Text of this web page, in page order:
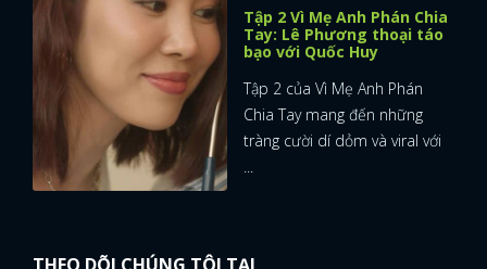
Tập 2 Vì Mẹ Anh Phán Chia
Tay: Lê Phương thoại táo
bạo với Quốc Huy
Tập 2 của Vì Mẹ Anh Phán
Chia Tay mang đến những
tràng cười dí dỏm và viral với
...